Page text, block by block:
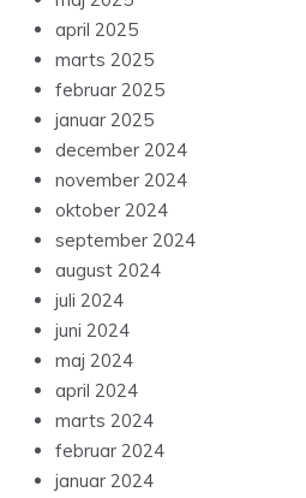
april 2025
marts 2025
februar 2025
januar 2025
december 2024
november 2024
oktober 2024
september 2024
august 2024
juli 2024
juni 2024
maj 2024
april 2024
marts 2024
februar 2024
januar 2024